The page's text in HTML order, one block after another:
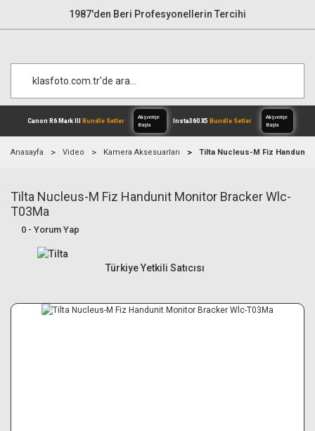
1987'den Beri Profesyonellerin Tercihi
Canon R6 Mark IIIBundle Setler
Alışverişe
Anasayfa Video Kamera Aksesuarları Tilta Nucleus-M Fiz Handunit
Tilta Nucleus-M Fiz Handunit Monitor Bracker Wlc-
T03Ma
0 - Yorum Yap
Türkiye Yetkili Satıcısı